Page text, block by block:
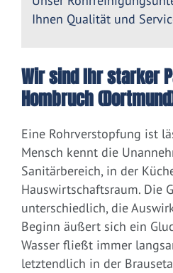
Ihnen Qualität und
Wir sind Ihr starker
Hombruch
Eine Rohrverstopfung ist
Mensch kennt die
Sanitärbereich, in der
Hauswirtschaftsraum. Die
unterschiedlich, die
Beginn äußert sich ein
Wasser fließt immer
letztendlich in der